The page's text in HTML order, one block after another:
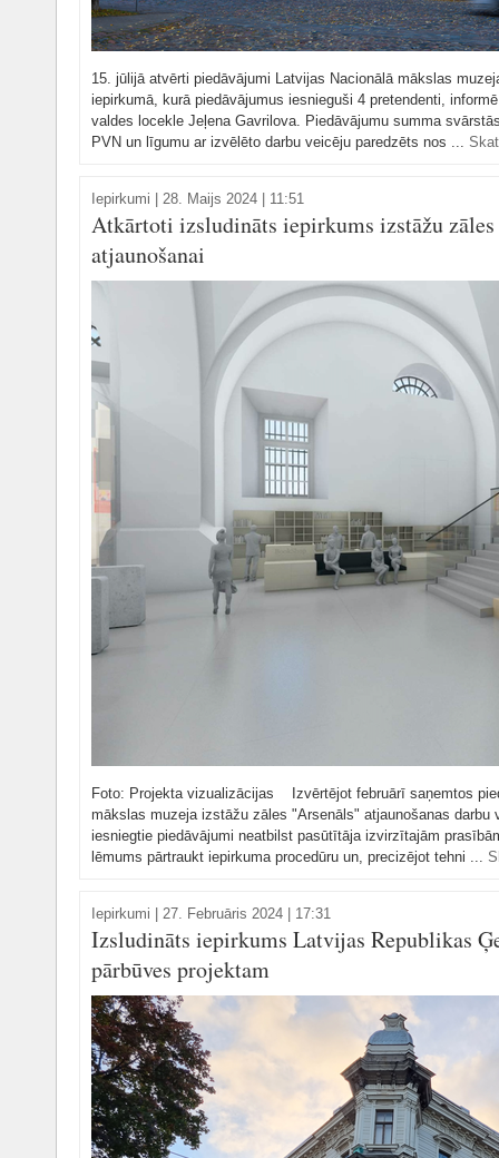
15. jūlijā atvērti piedāvājumi Latvijas Nacionālā mākslas
iepirkumā, kurā piedāvājumus iesnieguši 4 pretendenti,
valdes locekle Jeļena Gavrilova. Piedāvājumu summa
PVN un līgumu ar izvēlēto darbu veicēju paredzēts nos ...
Iepirkumi 28. Maijs 2024 | 11:51
Atkārtoti izsludināts iepirkums izstāžu
atjaunošanai
Foto: Projekta vizualizācijas Izvērtējot februārī saņemtos
mākslas muzeja izstāžu zāles "Arsenāls" atjaunošanas darbu
iesniegtie piedāvājumi neatbilst pasūtītāja izvirzītajām
lēmums pārtraukt iepirkuma procedūru un, precizējot tehni ...
Iepirkumi 27. Februāris 2024 | 17:31
Izsludināts iepirkums Latvijas Republikas
pārbūves projektam